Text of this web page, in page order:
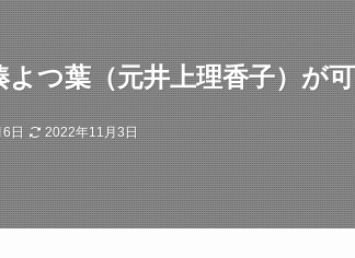
よつ葉（元井上理香子）が
日 2022年11月3日